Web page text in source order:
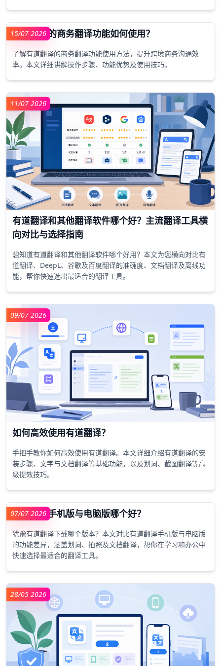
有道翻译的商务翻译功能如何使用？
了解有道翻译的商务翻译功能使用方法，提升跨境商务沟通效
率。本文详细讲解操作步骤、功能优势及使用技巧。
15/07 2026
有道翻译和其他翻译软件哪个好？主流翻译工具横
向对比与选择指南
想知道有道翻译和其他翻译软件哪个好用？本文为您横向对比有
道翻译、DeepL、谷歌及百度翻译的准确度、文档翻译及离线功
能，帮你快速选出最适合的翻译工具。
11/07 2026
如何高效使用有道翻译？
手把手教你如何高效使用有道翻译。本文详细介绍有道翻译的安
装步骤、文字与文档翻译等基础功能，以及划词、截图翻译等高
级提效技巧。
09/07 2026
07/07 2026